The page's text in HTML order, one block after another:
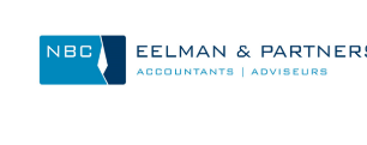
inhoud